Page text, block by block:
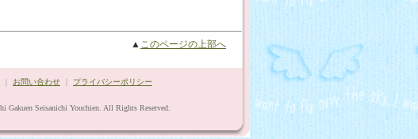
▲ このページの上部へ
お問い合わせ プライバシーポリシー
Seisanichi Youchien. All Rights Reserved.